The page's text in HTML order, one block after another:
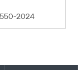
2024